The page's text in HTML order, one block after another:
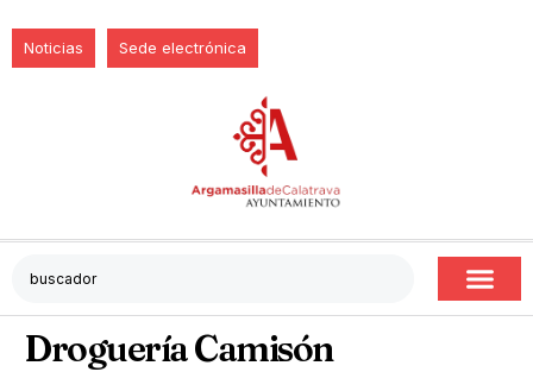
Noticias Sede electrónica
Droguería Camisón